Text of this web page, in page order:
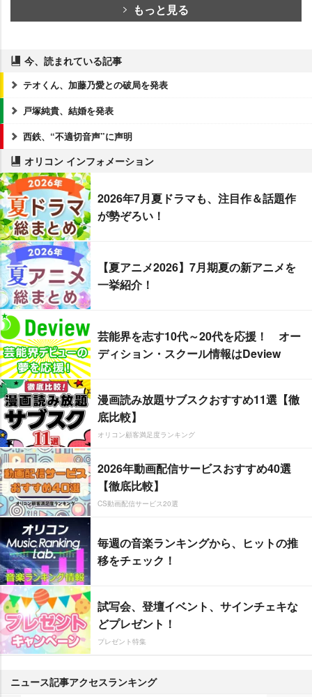
もっと見る
今、読まれている記事
テオくん、加藤乃愛との破局を発表
戸塚純貴、結婚を発表
西鉄、“不適切音声”に声明
オリコン インフォメーション
2026年7月夏ドラマも、注目作＆話題作
が勢ぞろい！
【夏アニメ2026】7月期夏の新アニメを
一挙紹介！
芸能界を志す10代～20代を応援！ オー
ディション・スクール情報はDeview
漫画読み放題サブスクおすすめ11選【徹
底比較】
オリコン顧客満足度ランキング
2026年動画配信サービスおすすめ40選
【徹底比較】
CS動画配信サービス20選
毎週の音楽ランキングから、ヒットの推
移をチェック！
試写会、登壇イベント、サインチェキな
どプレゼント！
プレゼント特集
ニュース記事アクセスランキング